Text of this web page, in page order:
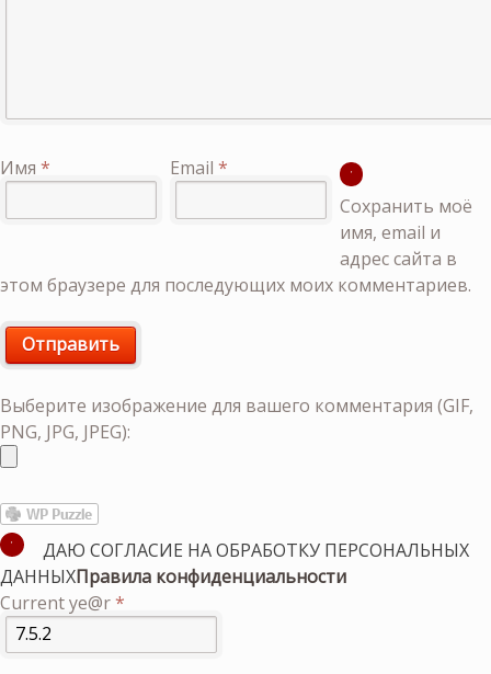
Имя * Email *
Сохранить моё
имя, email и
адрес сайта в
этом браузере для последующих моих комментариев.
Выберите изображение для вашего комментария (GIF,
PNG, JPG, JPEG):
ДАЮ СОГЛАСИЕ НА ОБРАБОТКУ ПЕРСОНАЛЬНЫХ
ДАННЫХПравила конфиденциальности
Current ye@r*